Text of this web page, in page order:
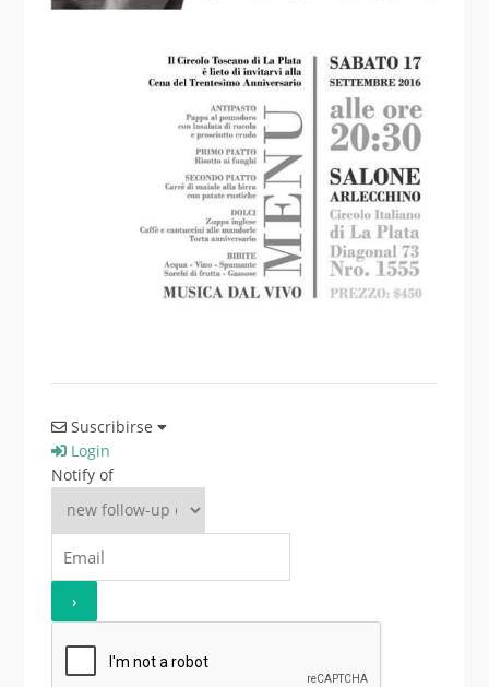
Suscribirse
Login
Notify of